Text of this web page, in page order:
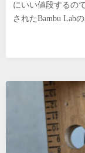
にいい値段するの
されたBambu Lab